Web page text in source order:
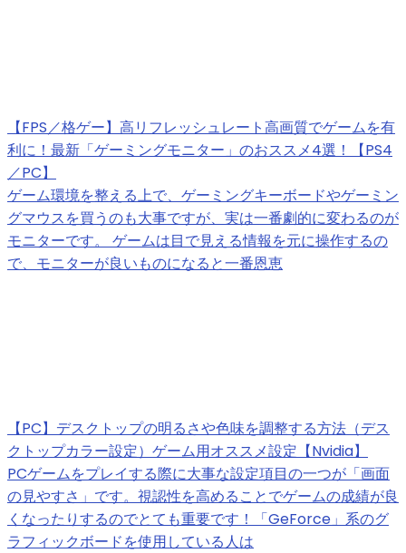
【FPS／格ゲー】高リフレッシュレート高画質でゲームを有
利に！最新「ゲーミングモニター」のおススメ4選！【PS4
／PC】
ゲーム環境を整える上で、ゲーミングキーボードやゲーミン
グマウスを買うのも大事ですが、実は一番劇的に変わるのが
モニターです。 ゲームは目で見える情報を元に操作するの
で、モニターが良いものになると一番恩恵
【PC】デスクトップの明るさや色味を調整する方法（デス
クトップカラー設定）ゲーム用オススメ設定【Nvidia】
PCゲームをプレイする際に大事な設定項目の一つが「画面
の見やすさ」です。視認性を高めることでゲームの成績が良
くなったりするのでとても重要です！「GeForce」系のグ
ラフィックボードを使用している人は